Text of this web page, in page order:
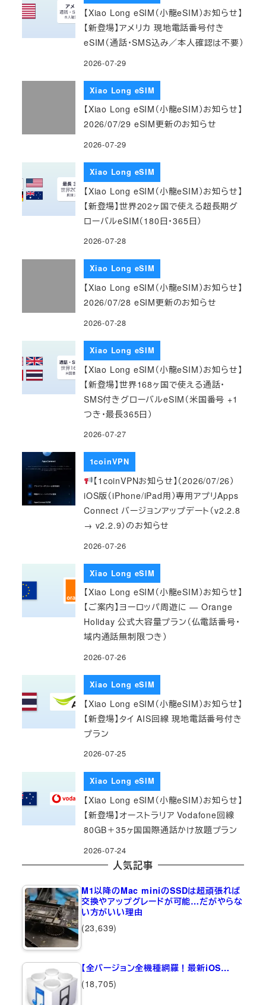
【Xiao Long eSIM（小龍eSIM）お知らせ】
【新登場】アメリカ 現地電話番号付き
eSIM（通話・SMS込み／本人確認は不要）
2026-07-29
Xiao Long eSIM
【Xiao Long eSIM（小龍eSIM）お知らせ】
2026/07/29 eSIM更新のお知らせ
2026-07-29
Xiao Long eSIM
【Xiao Long eSIM（小龍eSIM）お知らせ】
【新登場】世界202ヶ国で使える超長期グ
ローバルeSIM（180日・365日）
2026-07-28
Xiao Long eSIM
【Xiao Long eSIM（小龍eSIM）お知らせ】
2026/07/28 eSIM更新のお知らせ
2026-07-28
Xiao Long eSIM
【Xiao Long eSIM（小龍eSIM）お知らせ】
【新登場】世界168ヶ国で使える通話・
SMS付きグローバルeSIM（米国番号 +1
つき・最長365日）
2026-07-27
1coinVPN
【1coinVPNお知らせ】（2026/07/26）
iOS版（iPhone/iPad用）専用アプリApps
Connect バージョンアップデート（v2.2.8
→ v2.2.9）のお知らせ
2026-07-26
Xiao Long eSIM
【Xiao Long eSIM（小龍eSIM）お知らせ】
【ご案内】ヨーロッパ周遊に — Orange
Holiday 公式大容量プラン（仏電話番号・
域内通話無制限つき）
2026-07-26
Xiao Long eSIM
【Xiao Long eSIM（小龍eSIM）お知らせ】
【新登場】タイ AIS回線 現地電話番号付き
プラン
2026-07-25
Xiao Long eSIM
【Xiao Long eSIM（小龍eSIM）お知らせ】
【新登場】オーストラリア Vodafone回線
80GB＋35ヶ国国際通話かけ放題プラン
2026-07-24
人気記事
M1以降のMac miniのSSDは超頑張れば
交換やアップグレードが可能…だがやらな
い方がいい理由
(23,639)
【全バージョン全機種網羅！最新iOS…
(18,705)